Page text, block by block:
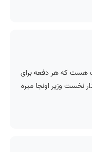
هست که هر دفعه برای
نخست وزیر اونجا میره